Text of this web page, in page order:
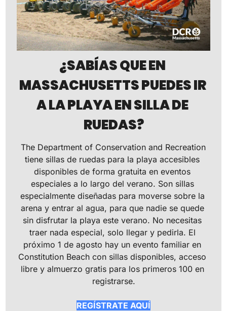
¿SABÍAS QUE EN
MASSACHUSETTS PUEDES IR
A LA PLAYA EN SILLA DE
RUEDAS?
The Department of Conservation and Recreation
tiene sillas de ruedas para la playa accesibles
disponibles de forma gratuita en eventos
especiales a lo largo del verano. Son sillas
especialmente diseñadas para moverse sobre la
arena y entrar al agua, para que nadie se quede
sin disfrutar la playa este verano. No necesitas
traer nada especial, solo llegar y pedirla. El
próximo 1 de agosto hay un evento familiar en
Constitution Beach con sillas disponibles, acceso
libre y almuerzo gratis para los primeros 100 en
registrarse.
REGÍSTRATE AQUÍ